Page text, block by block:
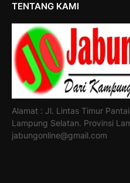
TENTANG KAMI
Alamat : Jl. Lintas Timur
Lampung Selatan. Provinsi
jabungonline@gmail.com